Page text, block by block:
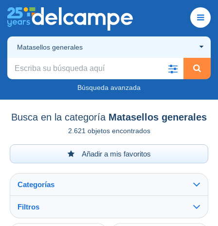
Matasellos generales
Búsqueda avanzada
Busca en la categoría Matasellos generales
2.621 objetos encontrados
Añadir a mis favoritos
Categorías
Filtros